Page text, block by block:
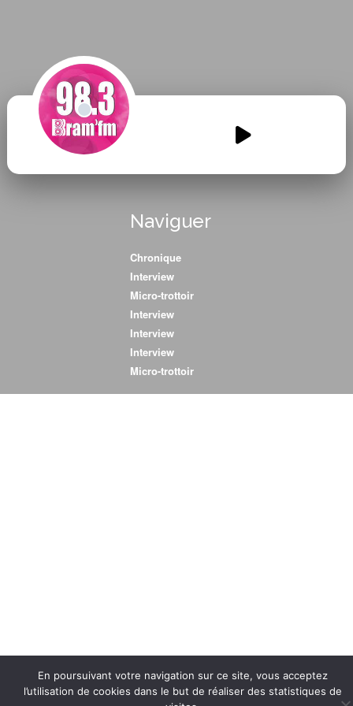
Le-harcelement-ca-nous-
Naviguer
Chronique
Interview
Micro-trottoir
Interview
Interview
Interview
Micro-trottoir
En poursuivant votre navigation sur ce site, vous acceptez
l’utilisation de cookies dans le but de réaliser des statistiques de